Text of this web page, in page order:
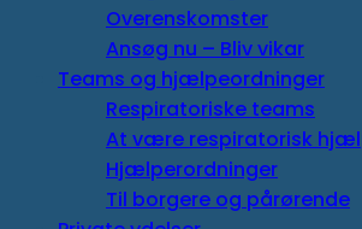
Overenskomster
Ansøg nu – Bliv vikar
Teams og hjælpeordninger
Respiratoriske teams
At være respiratorisk
Hjælperordninger
Til borgere og pårørende